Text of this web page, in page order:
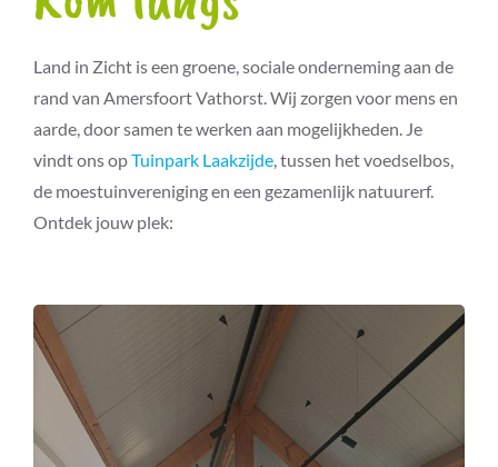
Land in Zicht is een groene, sociale onderneming aan de
rand van Amersfoort Vathorst. Wij zorgen voor mens en
aarde, door samen te werken aan mogelijkheden. Je
vindt ons opTuinpark Laakzijde, tussen het voedselbos,
de moestuinvereniging en een gezamenlijk natuurerf.
Ontdek jouw plek: